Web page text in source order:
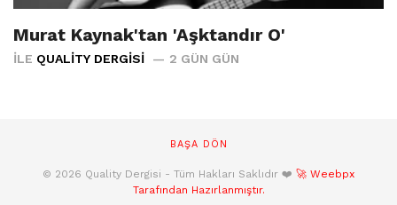
Murat Kaynak'tan 'Aşktandır O'
İLE QUALITY DERGISI 2 GÜN GÜN
BAŞA DÖN
© 2026 Quality Dergisi - Tüm Hakları Saklıdır ❤️ 🚀 Weebpx
Tarafından Hazırlanmıştır.